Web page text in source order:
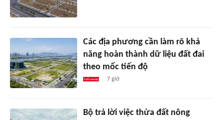
Các địa phương cần làm rõ khả
năng hoàn thành dữ liệu đất đai
theo mốc tiến độ
7 giờ
Bộ trả lời việc thửa đất nông